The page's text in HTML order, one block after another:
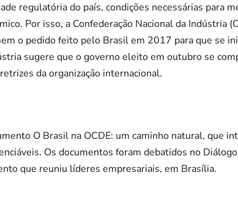
regulatória do país, condições necessárias para
Por isso, a Confederação Nacional da Indústria
o pedido feito pelo Brasil em 2017 para que se
sugere que o governo eleito em outubro se
da organização internacional.
O Brasil na OCDE: um caminho natural, que
Os documentos foram debatidos no
que reuniu líderes empresariais, em Brasília.